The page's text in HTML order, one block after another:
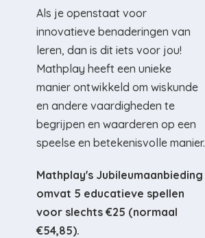
Als je openstaat voor
innovatieve benaderingen van
leren, dan is dit iets voor jou!
Mathplay heeft een unieke
manier ontwikkeld om wiskunde
en andere vaardigheden te
begrijpen en waarderen op een
speelse en betekenisvolle manier.
Mathplay's Jubileumaanbieding
omvat 5 educatieve spellen
voor slechts €25 (normaal
€54,85).